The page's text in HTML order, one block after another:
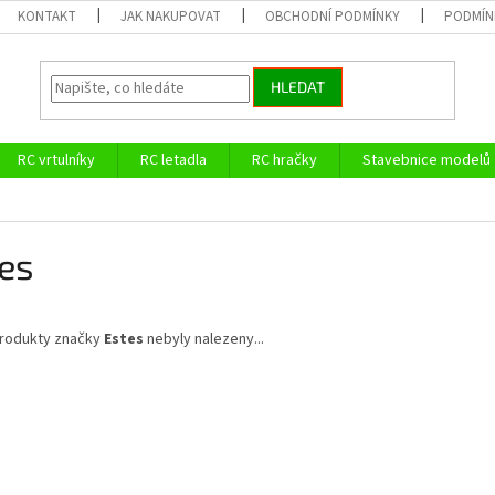
KONTAKT JAK NAKUPOVAT OBCHODNÍ PODMÍNKY
HLEDAT
RC vrtulníky RC letadla RC hračky Stavebnice modelů
značky Estes nebyly nalezeny...